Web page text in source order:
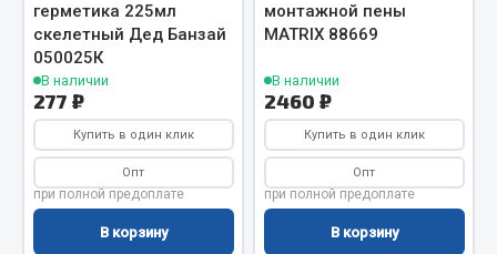
Инструмент
Автомобильный инструмент
Измерительный инструмент
Крепежный инструмент
Режущий инструмент
Силовое оборудование
герметика 225мл
скелетный Дед Банзай
050025К
В наличии
277 ₽
Купить в один клик
Опт
при полной предоплате
В корзину
монтажной пены
MATRIX 88669
В наличии
2460 ₽
Купить в один клик
Опт
при полной предоплате
В корзину